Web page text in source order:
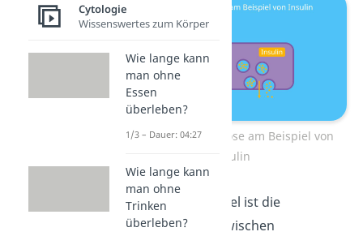
Stimulierte Exozytose am Beispiel von
Insulin
Ein weiteres Beispiel ist die
Kommunikation zwischen
Cytologie
Wissenswertes zum Körper
Wie lange kann
man ohne
Essen
überleben?
1/3 – Dauer: 04:27
Wie lange kann
man ohne
Trinken
überleben?